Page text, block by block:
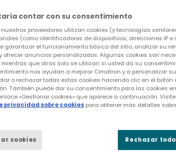
της ευελιξίας και
παραμετρικής υβριδικής
σχεδίασης με βάση το ιστορικό
με εξαιρετική ευελιξία
contar con su consentimiento
nuestros proveedores utilizan cookies (y tecnologías
(como identificadores de dispositivos, direcciones IP
garantizar el funcionamiento básico del sitio, analizar su
ofrecer anuncios personalizados. Algunas cookies son
mientras que otras solo se utilizan si usted da su
nos ayudan a mejorar Cimatron y a personalizar
o rechazar todas estas cookies haciendo clic en el botón
También puede dar su consentimiento para las cookies
«Gestionar cookies» que aparece a continuación.
privacidad sobre cookies para obtener más detalles
cookies Rechazar todo